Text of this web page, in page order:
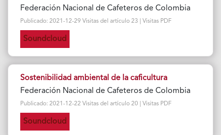
Federación Nacional de Cafeteros de Colombia
Publicado: 2021-12-29 Visitas del artículo 23 | Visitas PDF
Soundcloud
Sostenibilidad ambiental de la caficultura
Federación Nacional de Cafeteros de Colombia
Publicado: 2021-12-22 Visitas del artículo 20 | Visitas PDF
Soundcloud